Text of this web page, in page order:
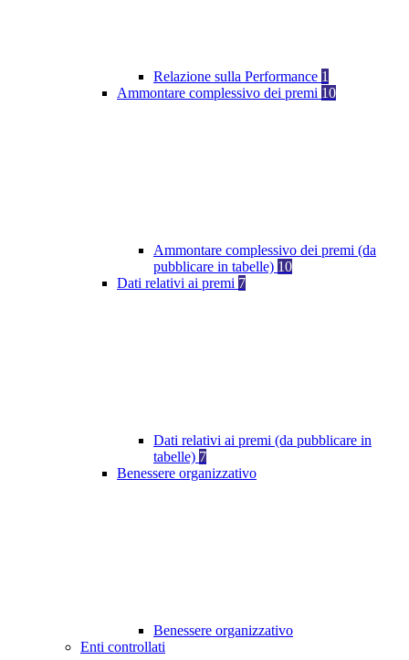
Relazione sulla Performance 1
Ammontare complessivo dei premi 10
Ammontare complessivo dei premi (da
pubblicare in tabelle) 10
Dati relativi ai premi 7
Dati relativi ai premi (da pubblicare in
tabelle) 7
Benessere organizzativo
Benessere organizzativo
Enti controllati